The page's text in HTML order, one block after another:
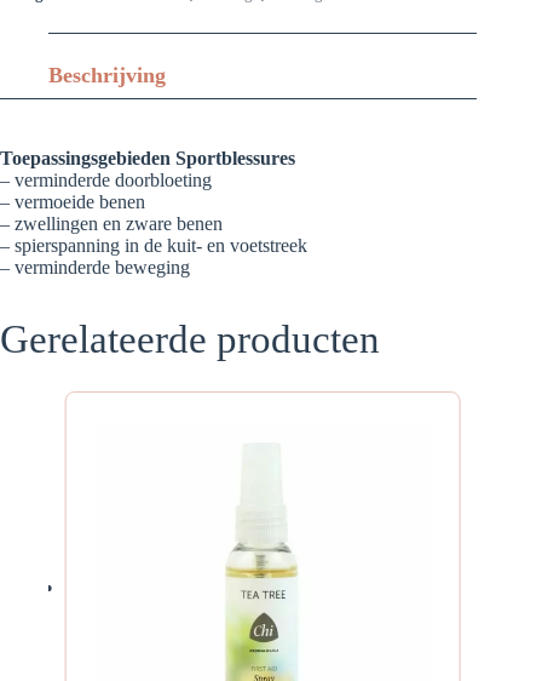
Beschrijving
Toepassingsgebieden Sportblessures
– verminderde doorbloeting
– vermoeide benen
– zwellingen en zware benen
– spierspanning in de kuit- en voetstreek
– verminderde beweging
Gerelateerde producten